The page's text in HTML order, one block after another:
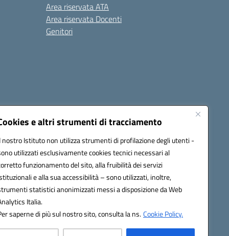
e altri strumenti di tracciamento
nostro Istituto non utilizza strumenti di profilazione degli utenti -
utilizzati esclusivamente cookies tecnici necessari al
funzionamento del sito, alla fruibilità dei servizi
e alla sua accessibilità – sono utilizzati, inoltre,
statistici anonimizzati messi a disposizione da Web
Italia.
saperne di più sul nostro sito, consulta la ns.Cookie Policy.
Area riservata ATA
Area riservata Docenti
Genitori